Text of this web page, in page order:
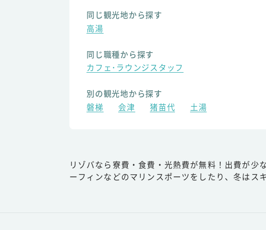
同じ観光地から探す
高湯
同じ職種から探す
カフェ･ラウンジスタッフ
別の観光地から探す
磐梯
会津 猪苗代 土湯
リゾバなら寮費・食費・光熱費が無料！出費が
ーフィンなどのマリンスポーツをしたり、冬はス